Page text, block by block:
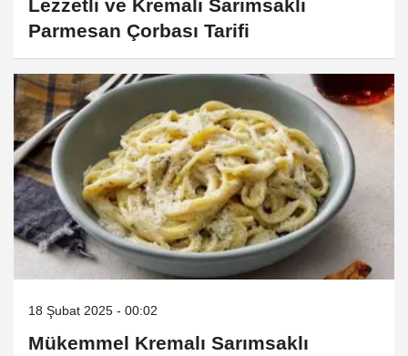
Lezzetli ve Kremalı Sarımsaklı
Parmesan Çorbası Tarifi
18 Şubat 2025 - 00:02
Mükemmel Kremalı Sarımsaklı